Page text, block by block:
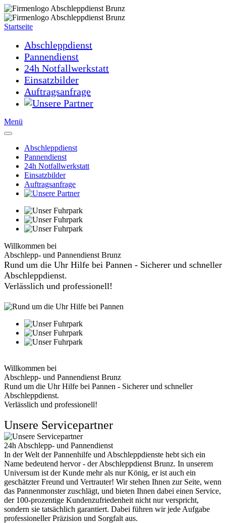
Startseite
Abschleppdienst
Pannendienst
24h Notfallwerkstatt
Einsatzbilder
Auftragsanfrage
Menü
Abschleppdienst
Pannendienst
24h Notfallwerkstatt
Einsatzbilder
Auftragsanfrage
Willkommen bei
Abschlepp- und Pannendienst Brunz
Rund um die Uhr Hilfe bei Pannen - Sicherer und schneller
Abschleppdienst.
Verlässlich und professionell!
Willkommen bei
Abschlepp- und Pannendienst Brunz
Rund um die Uhr Hilfe bei Pannen - Sicherer und schneller
Abschleppdienst.
Verlässlich und professionell!
Unsere Servicepartner
24h Abschlepp- und Pannendienst
In der Welt der Pannenhilfe und Abschleppdienste hebt sich ein
Name bedeutend hervor - der Abschleppdienst Brunz. In unserem
Universum ist der Kunde mehr als nur König, er ist auch ein
geschätzter Freund und Vertrauter! Wir stehen Ihnen zur Seite, wenn
das Pannenmonster zuschlägt, und bieten Ihnen dabei einen Service,
der 100-prozentige Kundenzufriedenheit nicht nur verspricht,
sondern sie tatsächlich garantiert. Dabei führen wir jede Aufgabe
professioneller Präzision und Sorgfalt aus.